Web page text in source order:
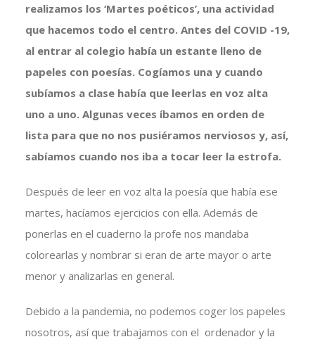
realizamos los ‘Martes poéticos’, una actividad
que hacemos todo el centro. Antes del COVID -19,
al entrar al colegio había un estante lleno de
papeles con poesías. Cogíamos una y cuando
subíamos a clase había que leerlas en voz alta
uno a uno. Algunas veces íbamos en orden de
lista para que no nos pusiéramos nerviosos y, así,
sabíamos cuando nos iba a tocar leer la estrofa.
Después de leer en voz alta la poesía que había ese
martes, hacíamos ejercicios con ella. Además de
ponerlas en el cuaderno la profe nos mandaba
colorearlas y nombrar si eran de arte mayor o arte
menor y analizarlas en general.
Debido a la pandemia, no podemos coger los papeles
nosotros, así que trabajamos con el ordenador y la